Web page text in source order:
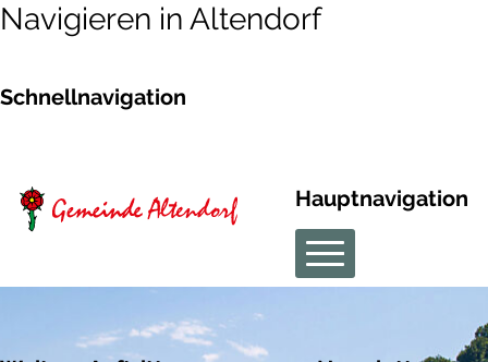
Navigieren in Altendorf
Schnellnavigation
Hauptnavigation